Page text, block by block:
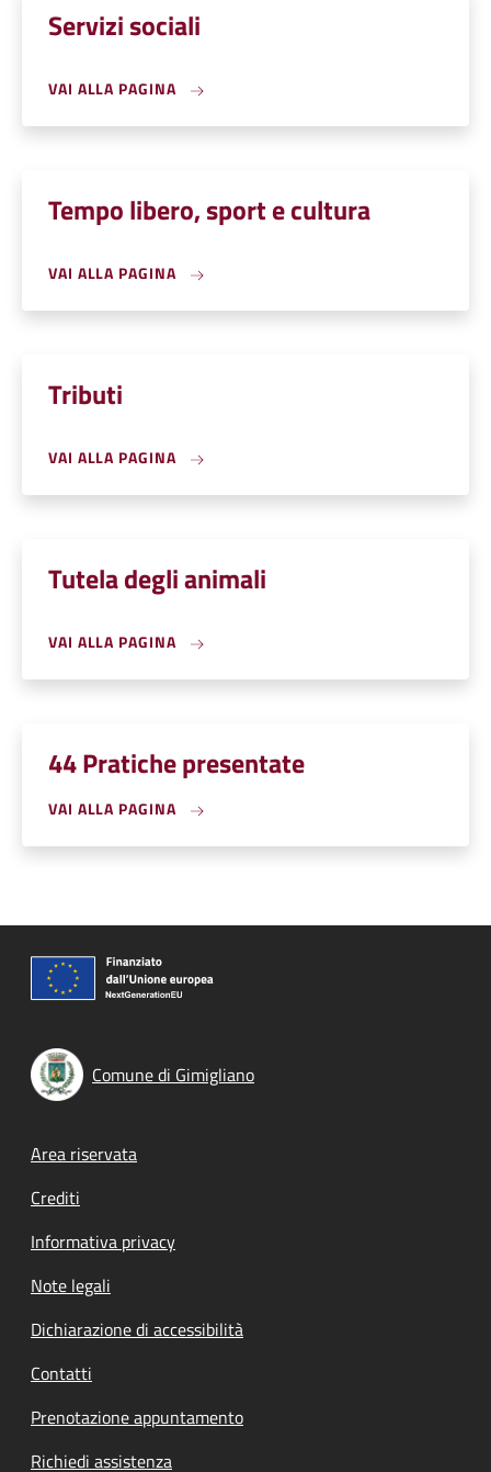
Servizi sociali
VAI ALLA PAGINA
Tempo libero, sport e cultura
VAI ALLA PAGINA
Tributi
VAI ALLA PAGINA
Tutela degli animali
VAI ALLA PAGINA
44 Pratiche presentate
VAI ALLA PAGINA
Comune di Gimigliano
Footer menu
Area riservata
Crediti
Informativa privacy
Note legali
Dichiarazione di accessibilità
Contatti
Prenotazione appuntamento
Richiedi assistenza